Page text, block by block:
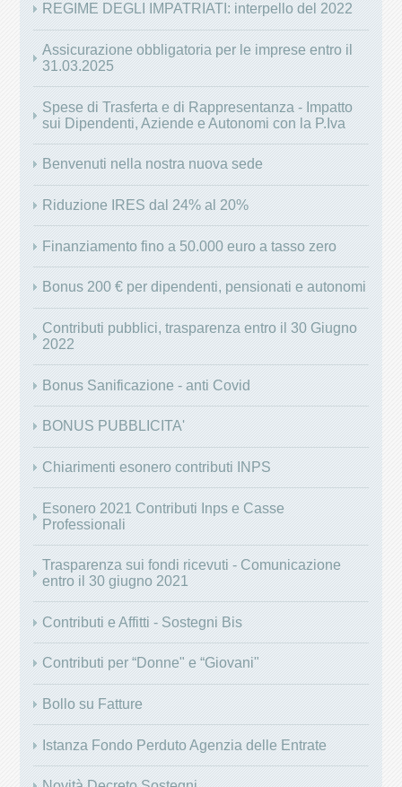
REGIME DEGLI IMPATRIATI: interpello del 2022
Assicurazione obbligatoria per le imprese entro il
31.03.2025
Spese di Trasferta e di Rappresentanza - Impatto
sui Dipendenti, Aziende e Autonomi con la P.Iva
Benvenuti nella nostra nuova sede
Riduzione IRES dal 24% al 20%
Finanziamento fino a 50.000 euro a tasso zero
Bonus 200 € per dipendenti, pensionati e autonomi
Contributi pubblici, trasparenza entro il 30 Giugno
2022
Bonus Sanificazione - anti Covid
BONUS PUBBLICITA'
Chiarimenti esonero contributi INPS
Esonero 2021 Contributi Inps e Casse
Professionali
Trasparenza sui fondi ricevuti - Comunicazione
entro il 30 giugno 2021
Contributi e Affitti - Sostegni Bis
Contributi per “Donne" e “Giovani"
Bollo su Fatture
Istanza Fondo Perduto Agenzia delle Entrate